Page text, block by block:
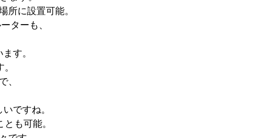
所に設置可能。
ターも、
す。
、
ですね。
も可能。